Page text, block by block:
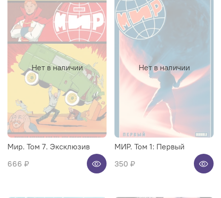
Нет в наличии
Мир. Том 7. Эксклюзив
666 ₽
Нет в наличии
МИР. Том 1: Первый
350 ₽